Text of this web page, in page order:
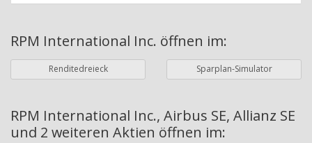
Stabiles Absolutes Dividenden-Wachstum
Dividendenrendite (angekündigt)
Adj. Dividendenrendite (Market Cap)
Währung Bilanzierungswährung
Periodentyp
Jahre
Perioden
RPM International Inc. öffnen im:
Renditedreieck Sparplan-Simulator
RPM International Inc., Airbus SE, Allianz SE
und 2 weiteren Aktien öffnen im: